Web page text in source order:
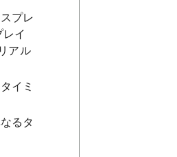
プレ
イ
アル
イミ
るタ